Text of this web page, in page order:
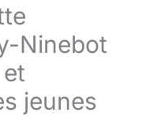
Ninebot
jeunes